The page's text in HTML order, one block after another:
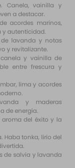
Canela, vainilla y
a destacar.
acordes marinos,
y autenticidad.
lavanda y notas
y revitalizante.
canela y vainilla de
entre frescura y
lima y acordes
y maderas
de energía.
del éxito y la
Haba tonka, lirio del
de salvia y lavanda